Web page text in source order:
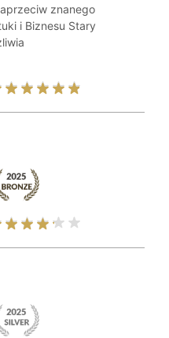
znanego
i Biznesu Stary